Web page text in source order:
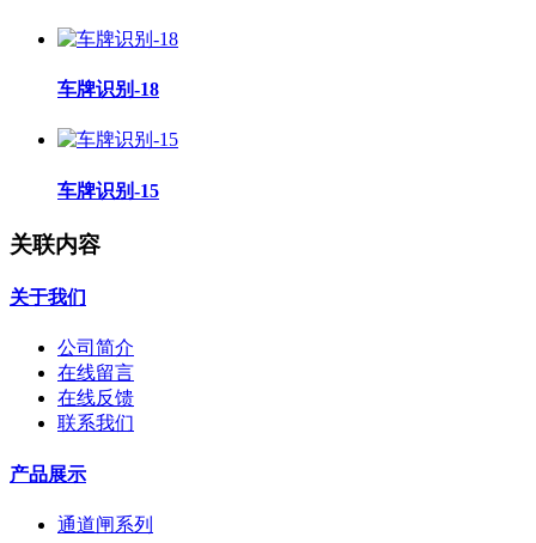
车牌识别-18
车牌识别-15
关联内容
关于我们
公司简介
在线留言
在线反馈
联系我们
产品展示
通道闸系列